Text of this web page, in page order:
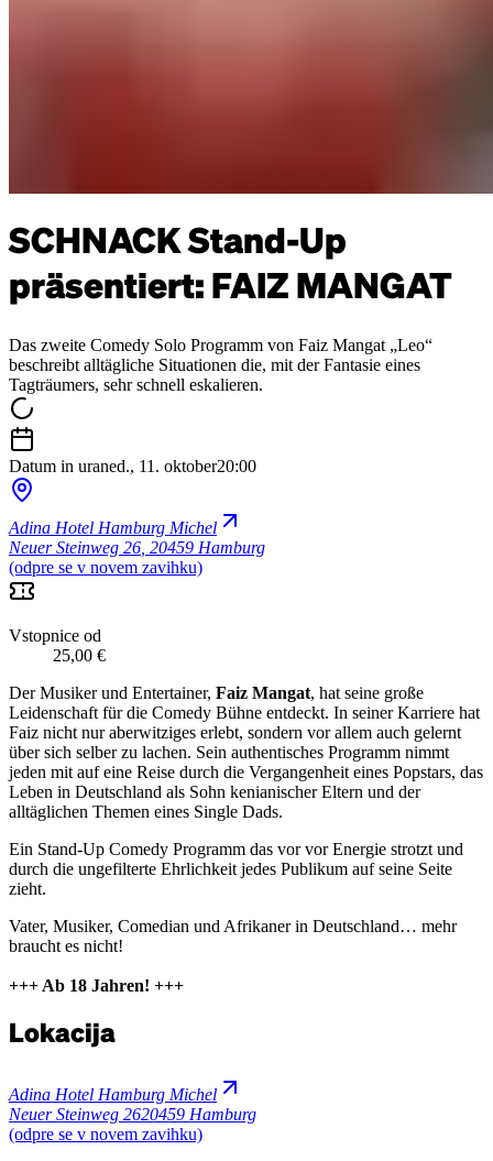
SCHNACK Stand-Up
präsentiert: FAIZ MANGAT
Das zweite Comedy Solo Programm von Faiz Mangat „Leo“
beschreibt alltägliche Situationen die, mit der Fantasie eines
Tagträumers, sehr schnell eskalieren.
Datum in uraned., 11. oktober20:00
Adina Hotel Hamburg Michel
Neuer Steinweg 26 20459 Hamburg
(odpre se v novem zavihku)
Vstopnice od
25,00 €
Der Musiker und Entertainer, Faiz Mangat, hat seine große
Leidenschaft für die Comedy Bühne entdeckt. In seiner Karriere hat
Faiz nicht nur aberwitziges erlebt, sondern vor allem auch gelernt
über sich selber zu lachen. Sein authentisches Programm nimmt
jeden mit auf eine Reise durch die Vergangenheit eines Popstars, das
Leben in Deutschland als Sohn kenianischer Eltern und der
alltäglichen Themen eines Single Dads.
Ein Stand-Up Comedy Programm das vor vor Energie strotzt und
durch die ungefilterte Ehrlichkeit jedes Publikum auf seine Seite
zieht.
Vater, Musiker, Comedian und Afrikaner in Deutschland… mehr
braucht es nicht!
+++ Ab 18 Jahren! +++
Lokacija
Adina Hotel Hamburg Michel
Neuer Steinweg 2620459 Hamburg
(odpre se v novem zavihku)